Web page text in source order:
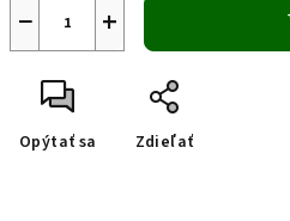
+
−
Opýtať sa Zdieľať